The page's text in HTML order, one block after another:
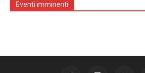
Eventi imminenti